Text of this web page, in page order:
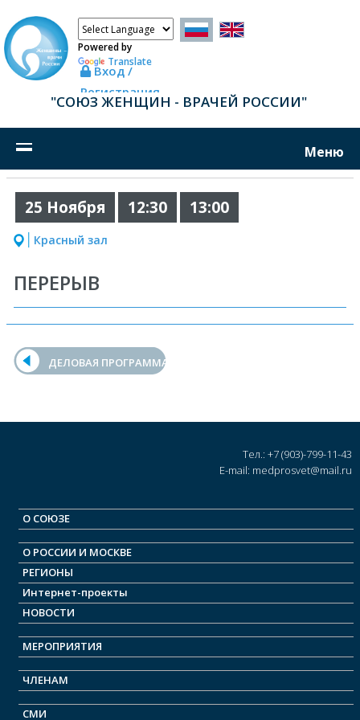
Powered by
Translate
Вход /
Регистрация
"СОЮЗ ЖЕНЩИН - ВРАЧЕЙ РОССИИ"
Меню
25 Ноября 12:30 13:00
Красный зал
ПЕРЕРЫВ
ДЕЛОВАЯ ПРОГРАММА
Тел.: +7 (903)-799-11-43
E-mail: medprosvet@mail.ru
О СОЮЗЕ
О РОСCИИ И МОСКВЕ
РЕГИОНЫ
Интернет-проекты
НОВОСТИ
МЕРОПРИЯТИЯ
ЧЛЕНАМ
СМИ